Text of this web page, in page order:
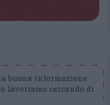
buona informazione
lavoriamo cercando di